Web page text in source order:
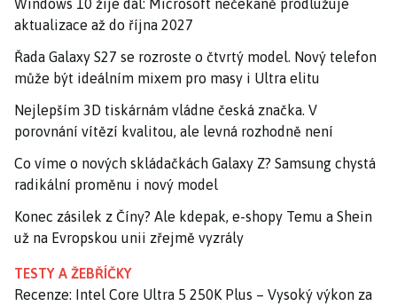
Windows 10 žije dál: Microsoft nečekaně prodlužuje
aktualizace až do října 2027
Řada Galaxy S27 se rozroste o čtvrtý model. Nový telefon
může být ideálním mixem pro masy i Ultra elitu
Nejlepším 3D tiskárnám vládne česká značka. V
porovnání vítězí kvalitou, ale levná rozhodně není
Co víme o nových skládačkách Galaxy Z? Samsung chystá
radikální proměnu i nový model
Konec zásilek z Číny? Ale kdepak, e-shopy Temu a Shein
už na Evropskou unii zřejmě vyzrály
TESTY A ŽEBŘÍČKY
Recenze: Intel Core Ultra 5 250K Plus – Vysoký výkon za